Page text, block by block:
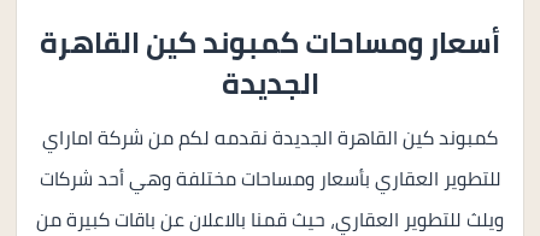
أسعار ومساحات كمبوند كين القاهرة
الجديدة
كمبوند كين القاهرة الجديدة نقدمه لكم من شركة اماراي
للتطوير العقاري بأسعار ومساحات مختلفة وهي أحد شركات
ويلث للتطوير العقاري، حيث قمنا بالاعلان عن باقات كبيرة من